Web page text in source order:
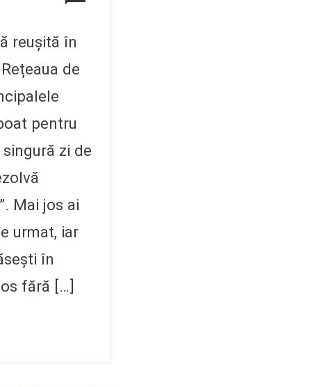
reușită în
de
pentru
zi de
Mai jos ai
urmat, iar
în
fără […]